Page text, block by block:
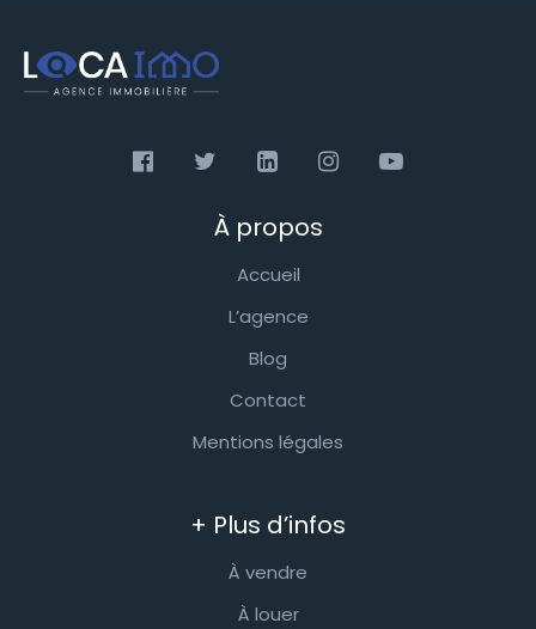
À propos
Accueil
L’agence
Blog
Contact
Mentions légales
+ Plus d’infos
À vendre
À louer